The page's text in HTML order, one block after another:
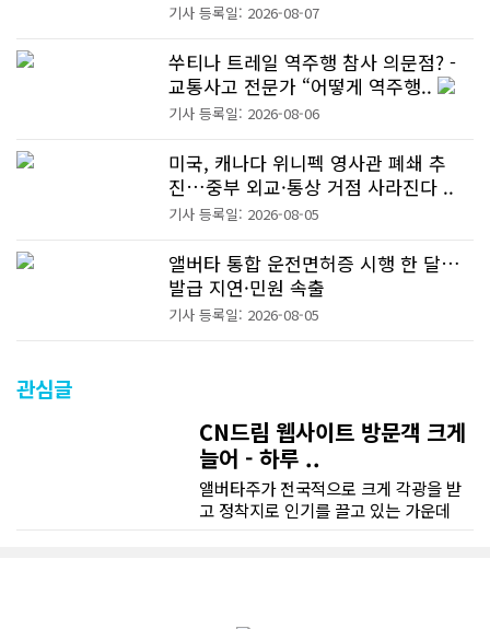
기사 등록일: 2026-08-07
쑤티나 트레일 역주행 참사 의문점? -
교통사고 전문가 “어떻게 역주행..
기사 등록일: 2026-08-06
미국, 캐나다 위니펙 영사관 폐쇄 추
진…중부 외교·통상 거점 사라진다 ..
기사 등록일: 2026-08-05
앨버타 통합 운전면허증 시행 한 달…
발급 지연·민원 속출
기사 등록일: 2026-08-05
관심글
CN드림 웹사이트 방문객 크게
늘어 - 하루 ..
앨버타주가 전국적으로 크게 각광을 받
고 정착지로 인기를 끌고 있는 가운데